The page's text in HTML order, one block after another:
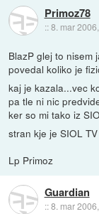
Primoz78
::8. mar
BlazP glej to nisem
povedal koliko je
kaj je kazala...vec
pa tle ni nic
ker so mi tako iz
stran kje je SIOL
Lp Primoz
Guardian
::8. mar